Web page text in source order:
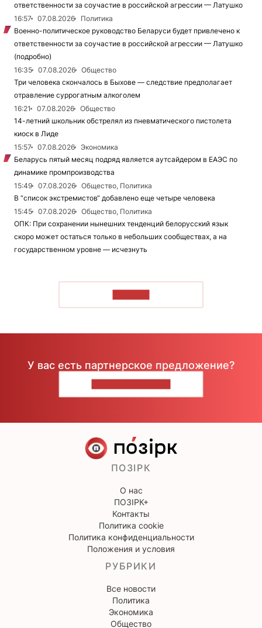
ответственности за соучастие в российской агрессии — Латушко
16:57
07.08.2026
Политика
Военно-политическое руководство Беларуси будет привлечено к
ответственности за соучастие в российской агрессии — Латушко
(подробно)
16:35
07.08.2026
Общество
Три человека скончалось в Быхове — следствие предполагает
отравление суррогатным алкоголем
16:21
07.08.2026
Общество
14-летний школьник обстрелял из пневматического пистолета
киоск в Лиде
15:57
07.08.2026
Экономика
Беларусь пятый месяц подряд является аутсайдером в ЕАЭС по
динамике промпроизводства
15:49
07.08.2026
Общество, Политика
В “список экстремистов“ добавлено еще четыре человека
15:45
07.08.2026
Общество, Политика
ОПК: При сохранении нынешних тенденций белорусский язык
скоро может остаться только в небольших сообществах, а на
государственном уровне — исчезнуть
У вас есть партнерское предложение?
ПОЗІРК
О нас
ПОЗІРК+
Контакты
Политика cookie
Политика конфиденциальности
Положения и условия
РУБРИКИ
Все новости
Политика
Экономика
Общество